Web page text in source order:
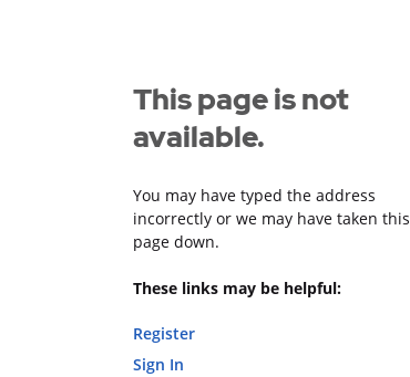
This page is not
available.
You may have typed the address
incorrectly or we may have taken this
page down.
These links may be helpful:
Register
Sign In